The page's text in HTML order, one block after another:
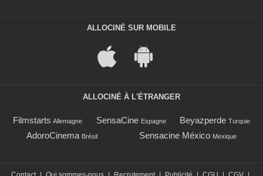
ALLOCINÉ SUR MOBILE
ALLOCINÉ À L'ÉTRANGER
Filmstarts Allemagne SensaCine Espagne Beyazperde Turquie
AdoroCinema Brésil Sensacine México Mexique